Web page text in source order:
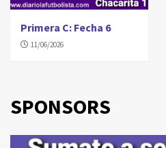
Primera C: Fecha 6
11/06/2026
SPONSORS